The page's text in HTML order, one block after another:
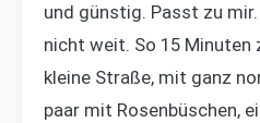
und günstig. Passt zu
nicht weit. So 15 Minuten
kleine Straße, mit ganz
paar mit Rosenbüschen,